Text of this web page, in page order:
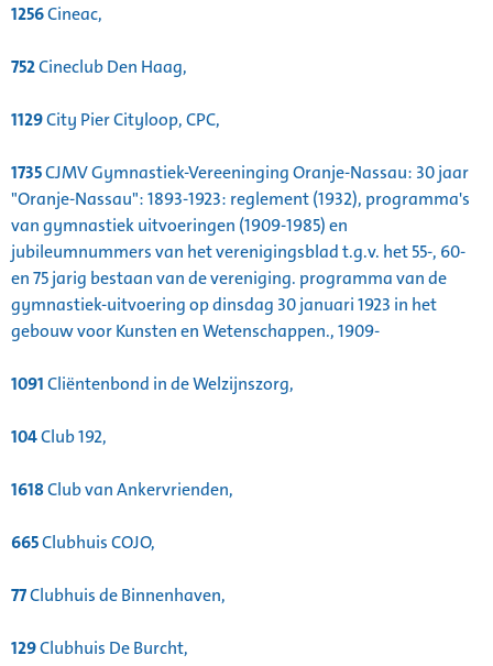
1256Cineac,
752Cineclub Den Haag,
1129City Pier Cityloop, CPC,
1735CJMV Gymnastiek-Vereeninging Oranje-Nassau: 30 jaar
"Oranje-Nassau": 1893-1923: reglement (1932), programma's
van gymnastiek uitvoeringen (1909-1985) en
jubileumnummers van het verenigingsblad t.g.v. het 55-, 60-
en 75 jarig bestaan van de vereniging. programma van de
gymnastiek-uitvoering op dinsdag 30 januari 1923 in het
gebouw voor Kunsten en Wetenschappen., 1909-
1091Cliëntenbond in de Welzijnszorg,
104Club 192,
1618Club van Ankervrienden,
665Clubhuis COJO,
77Clubhuis de Binnenhaven,
129Clubhuis De Burcht,